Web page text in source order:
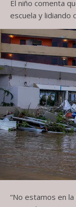
El niño comenta
escuela y lidiando
“No estamos en